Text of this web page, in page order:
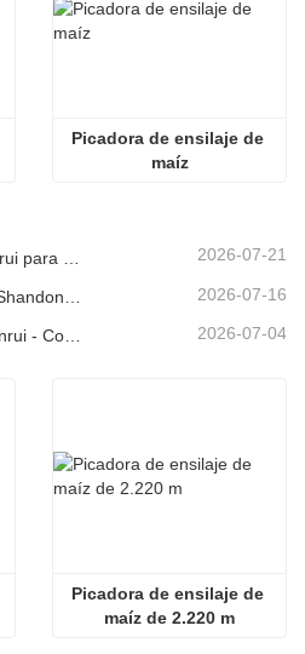
Picadora de ensilaje de
maíz
2026-07-21
2026-07-16
Cosechadora de Ensilaje Senrui - Contenerizada para Exportación 2026-07-04
Picadora de ensilaje de
maíz de 2.220 m